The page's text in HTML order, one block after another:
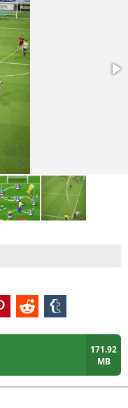
pas simplement
tangibles qui
connus tels que
Neymar. Ces
au jeu,
équipes de rêve
171.92
MB